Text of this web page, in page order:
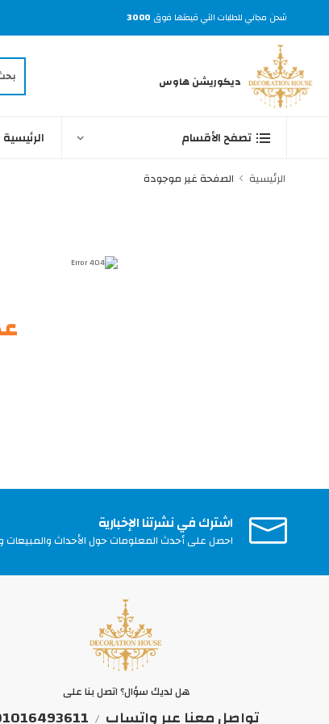
شحن مجاني للطلبات التي قيمتها فوق 3000
ديكوريشن هاوس
تصفح الأقسام الرئيسية
الرئيسية الصفحة غير موجودة
اشترك في نشرتنا الإخبارية
احصل على أحدث المعلومات حول الأحداث والمبيعات
هل لديك سؤال؟ اتصل بنا على
تواصل معنا عبر واتساب /